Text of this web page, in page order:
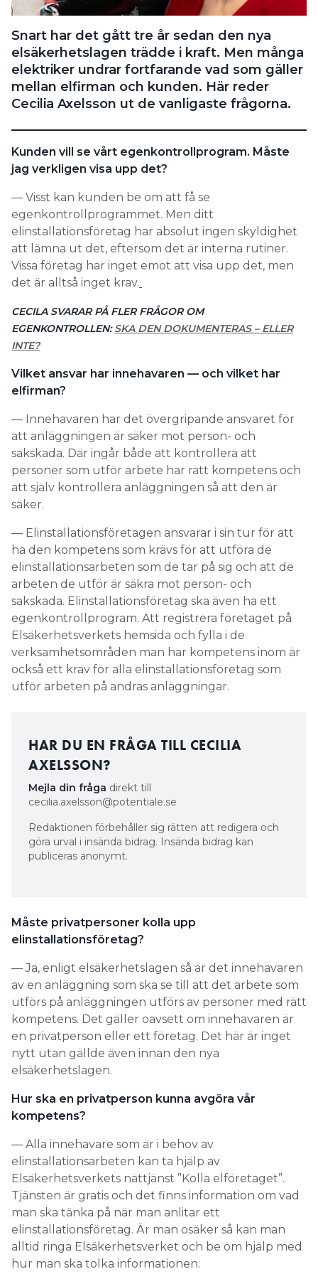
SEARCH
Snart har det gått tre år sedan den nya
elsäkerhetslagen trädde i kraft. Men många
elektriker undrar fortfarande vad som gäller
mellan elfirman och kunden. Här reder
Cecilia Axelsson ut de vanligaste frågorna.
Kunden vill se vårt ­egenkontrollprogram. Måste
jag verkligen visa upp det?
— Visst kan kunden be om att få se
egenkontrollprogrammet. Men ditt
elinstallationsföretag har absolut ingen skyldighet
att lämna ut det, eftersom det är interna rutiner.
Vissa företag har inget emot att visa upp det, men
det är alltså inget krav.
CECILA SVARAR PÅ FLER FRÅGOR OM
EGENKONTROLLEN:SKA DEN ­DOKUMENTERAS – ELLER
INTE?
Vilket ansvar har inne­havaren — och vilket har
elfirman?
— Innehavaren har det övergripande ansvaret för
att anläggningen är säker mot person- och
sakskada. Där ingår både att kontrollera att
personer som utför arbete har rätt kompetens och
att själv kontrollera anläggningen så att den är
säker.
— Elinstallationsföretagen ansvarar i sin tur för att
ha den kompetens som krävs för att utföra de
elinstallationsarbeten som de tar på sig och att de
arbeten de utför är säkra mot person- och
sakskada. Elinstallationsföretag ska även ha ett
egenkontrollprogram. Att registrera företaget på
Elsäkerhetsverkets hemsida och fylla i de
verksamhetsområden man har kompetens inom är
också ett krav för alla elinstallationsföretag som
utför arbeten på andras anläggningar.
HAR DU EN FRÅGA TILL CECILIA
AXELSSON?
Mejla din fråga direkt till
cecilia.axelsson@potentiale.se
Redaktionen förbehåller sig rätten att redigera och
göra urval i insända bidrag. Insända bidrag kan
publiceras anonymt.
Måste privatpersoner kolla upp
elinstallationsföretag?
— Ja, enligt elsäkerhetslagen så är det innehavaren
av en anläggning som ska se till att det arbete som
utförs på anläggningen utförs av personer med rätt
kompetens. Det gäller oavsett om innehavaren är
en privatperson eller ett företag. Det här är inget
nytt utan gällde även innan den nya
elsäkerhetslagen.
Hur ska en privatperson kunna avgöra vår
kompetens?
— Alla innehavare som är i behov av
elinstallationsarbeten kan ta hjälp av
Elsäkerhetsverkets nättjänst ”Kolla elföretaget”.
Tjänsten är gratis och det finns information om vad
man ska tänka på när man anlitar ett
elinstallationsföretag. Är man osäker så kan man
alltid ringa Elsäkerhetsverket och be om hjälp med
hur man ska tolka informationen.